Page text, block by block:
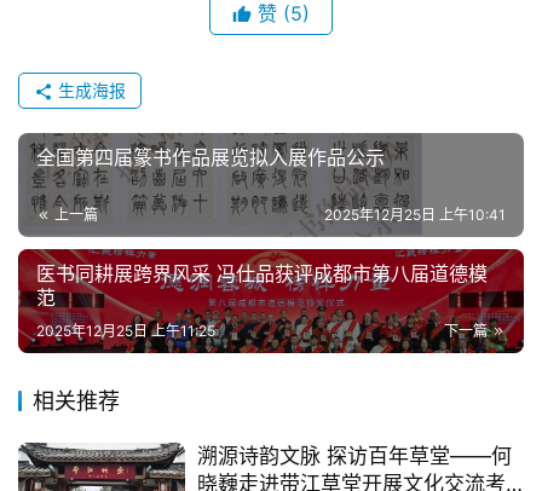
页
本
赞 (5)
生成海报
全国第四届篆书作品展览拟入展作品公示
上一篇 2025年12月25日 上午10:41
医书同耕展跨界风采 冯仕品获评成都市第八届道德模
范
下一篇
2025年12月25日 上午11:25
相关推荐
溯源诗韵文脉 探访百年草堂——何
晓巍走进带江草堂开展文化交流考